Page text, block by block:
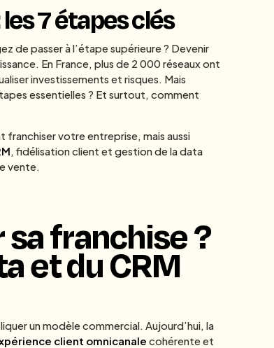
7 étapes clés
de passer à l’étape supérieure ? Devenir
En France, plus de 2 000 réseaux ont
investissements et risques. Mais
essentielles ? Et surtout, comment
votre entreprise, mais aussi
, fidélisation client et gestion de la data
vente.
franchise ?
et du CRM
un modèle commercial. Aujourd’hui, la
client omnicanale cohérente et